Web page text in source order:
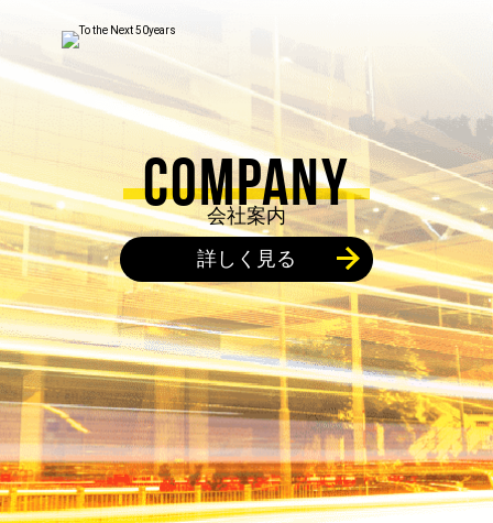
COMPANY
会社案内
詳しく見る